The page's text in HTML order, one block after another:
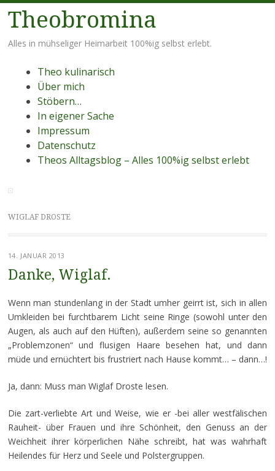
Theobromina
Alles in mühseliger Heimarbeit 100%ig selbst erlebt.
Menü
Zum
Inhalt
springen
Theo kulinarisch
Über mich
Stöbern…
In eigener Sache
Impressum
Datenschutz
Theos Alltagsblog – Alles 100%ig selbst erlebt
WIGLAF DROSTE
14. JANUAR 2013
Danke, Wiglaf.
Wenn man stundenlang in der Stadt umher geirrt ist, sich in allen
Umkleiden bei furchtbarem Licht seine Ringe (sowohl unter den
Augen, als auch auf den Hüften), außerdem seine so genannten
„Problemzonen“ und flusigen Haare besehen hat, und dann
müde und ernüchtert bis frustriert nach Hause kommt… – dann…!
Ja, dann: Muss man Wiglaf Droste lesen.
Die zart-verliebte Art und Weise, wie er -bei aller westfälischen
Rauheit- über Frauen und ihre Schönheit, den Genuss an der
Weichheit ihrer körperlichen Nähe schreibt, hat was wahrhaft
Heilendes für Herz und Seele und Polstergruppen.